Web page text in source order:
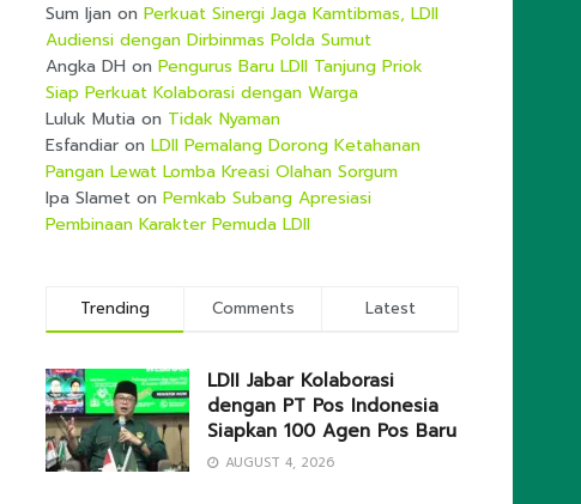
Sum Ijan on Perkuat Sinergi Jaga Kamtibmas, LDII
Audiensi dengan Dirbinmas Polda Sumut
Angka DH on Pengurus Baru LDII Tanjung Priok
Siap Perkuat Kolaborasi dengan Warga
Luluk Mutia on Tidak Nyaman
Esfandiar on LDII Pemalang Dorong Ketahanan
Pangan Lewat Lomba Kreasi Olahan Sorgum
Ipa Slamet on Pemkab Subang Apresiasi
Pembinaan Karakter Pemuda LDII
Trending Comments Latest
LDII Jabar Kolaborasi
dengan PT Pos Indonesia
Siapkan 100 Agen Pos Baru
AUGUST 4, 2026